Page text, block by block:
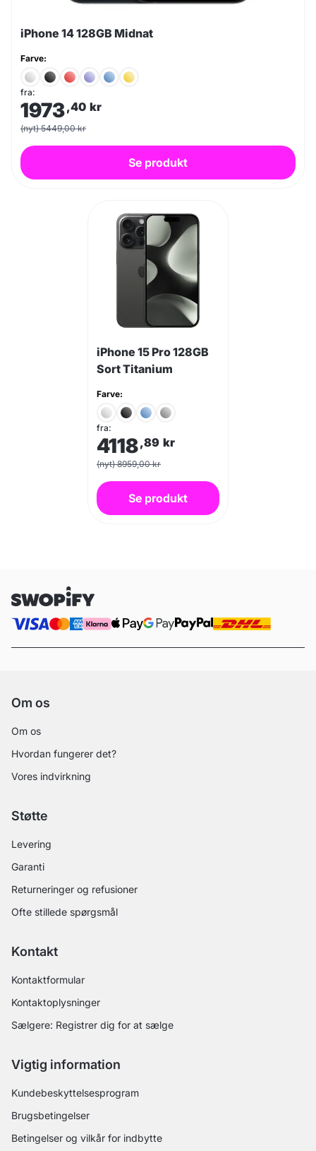
iPhone 14 128GB Midnat
Farve:
fra:
1973,40 kr
(nyt) 5449,00 kr
Se produkt
iPhone 15 Pro 128GB
Sort Titanium
Farve:
fra:
4118,89 kr
(nyt) 8959,00 kr
Se produkt
Om os
Om os
Hvordan fungerer det?
Vores indvirkning
Støtte
Levering
Garanti
Returneringer og refusioner
Ofte stillede spørgsmål
Kontakt
Kontaktformular
Kontaktoplysninger
Sælgere: Registrer dig for at sælge
Vigtig information
Kundebeskyttelsesprogram
Brugsbetingelser
Betingelser og vilkår for indbytte